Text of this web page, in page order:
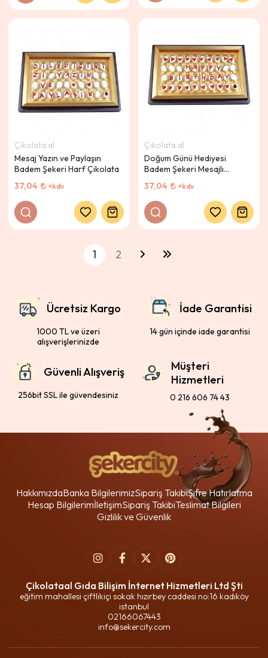
Çikolata.al
Mesaj Yazın ve Paylaşın
Badem Şekeri Harf Çikolata
37,04
+kdv
Çikolata.al
Doğum Günü Hediyesi
Badem Şekeri Mesajlı
37,04 +kdv
1 2
Ücretsiz Kargo
1000 TL ve üzeri
alışverişlerinizde
İade Garantisi
14 gün içinde iade garantisi
Güvenli Alışveriş
256bit SSL ile güvendesiniz
Müşteri
Hizmetleri
0 216 606 74 43
HakkımızdaBanka BilgilerimizSipariş TakibiŞifre Hatırlatma
Hesap BilgilerimİletişimSipariş TakibiTeslimat Bilgileri
Gizlilik ve Güvenlik
Çikolataal Gıda Bilişim İnternet Hizmetleri Ltd Şti
eğitim mahallesi çiftlikiçi sokak hızırbey caddesi no:16 kadıköy
istanbul
02166067443
info@sekercity.com